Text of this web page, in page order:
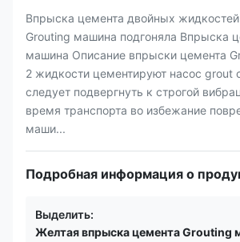
Впрыска цемента двойных
Grouting машина подгоняла Впрыска
машина Описание впрыски цемента
2 жидкости цементируют насос grout
следует подвергнуть к строгой
время транспорта во избежание
маши...
Подробная информация о
Выделить:
Желтая впрыска цемента Grouting